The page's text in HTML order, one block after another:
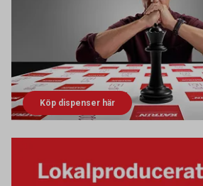
Köp dispenser här